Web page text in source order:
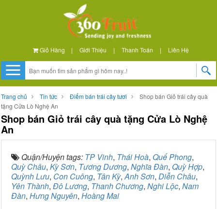
Giỏ Hàng | Giới Thiệu | Thanh Toán | Liên Hệ
Trang chủ Tin tức Điểm bán trái cây tươi
Shop bán Giỏ trái cây quà
tặng Cửa Lò Nghệ An
Shop bán Giỏ trái cây quà tặng Cửa Lò Nghệ
An
Quận/Huyện tags: TP Vinh, Thái Hoà, Quế Phong,
Quỳ Châu, Kỳ Sơn, Tương Dương, Nghĩa Đàn, Quỳ Hợp,
Quỳnh Lưu, Con Cuông, Tân Kỳ,Anh Sơn, Diễn Châu,
Yên Thành, Đô Lương, Thanh Chương, Nghi Lộc, Nam
Đàn, Hưng Nguyên, Hoàng Mai